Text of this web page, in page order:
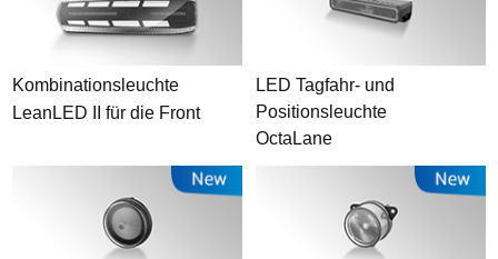
Kombinationsleuchte
LeanLED II für die Front
LED Tagfahr- und
Positionsleuchte
OctaLane